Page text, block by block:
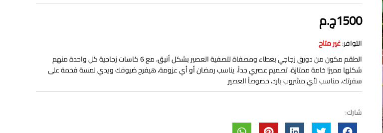
1500ج.م
التوافر:غير متاح
الطقم مكون من دورق زجاجي بغطاء ومصفاة لتصفية العصير بشكل أنيق، مع 6 كاسات زجاجية كل واحدة منهم
شكلها مميز! خامة ممتازة، تصميم عصري جداً، يناسب رمضان أو أي عزومة، هيفرح ضيوفك ويدي لمسة فخمة على
سفرتك. مناسب لأي مشروب بارد، خصوصاً العصير
شارك: